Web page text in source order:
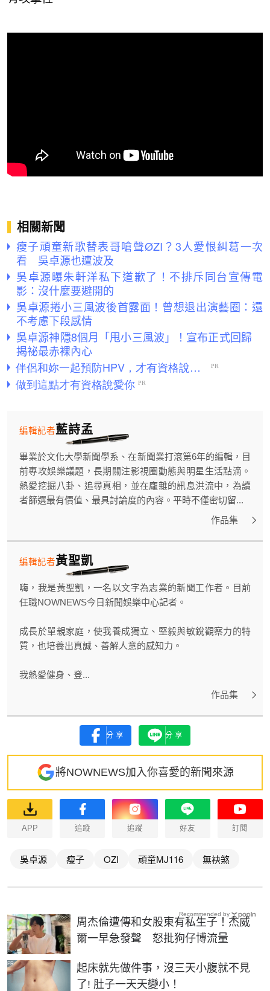
相關新聞
瘦子頑童新歌替表哥嗆聲ØZI？3人愛恨糾葛一次
看 吳卓源也遭波及
吳卓源曝朱軒洋私下道歉了！不排斥同台宣傳電
影：沒什麼要避開的
吳卓源捲小三風波後首露面！曾想退出演藝圈：還
不考慮下段感情
吳卓源神隱8個月「甩小三風波」！宣布正式回歸
揭祕最赤裸內心
藍詩孟
編輯記者
畢業於文化大學新聞學系、在新聞業打滾第6年的編輯，目
前專攻娛樂議題，長期關注影視圈動態與明星生活點滴。
熱愛挖掘八卦、追尋真相，並在龐雜的訊息洪流中，為讀
者篩選最有價值、最具討論度的內容。平時不僅密切留...
作品集
黃聖凱
編輯記者
嗨，我是黃聖凱，一名以文字為志業的新聞工作者。目前
任職NOWNEWS今日新聞娛樂中心記者。
成長於單親家庭，使我養成獨立、堅毅與敏銳觀察力的特
質，也培養出真誠、善解人意的感知力。
我熱愛健身、登...
作品集
分享 分享
將NOWNEWS加入你喜愛的新聞來源
APP 追蹤 追蹤 好友 訂閱
吳卓源 瘦子 OZI 頑童MJ116 無袂煞
周杰倫遭傳和女股東有私生子！杰威
爾一早急發聲 怒批狗仔博流量
起床就先做件事，沒三天小腹就不見
了! 肚子一天天變小！
PR
Recommended by